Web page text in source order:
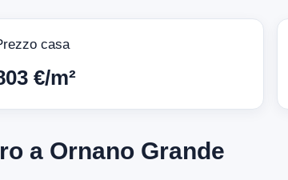
casa
€/m²
a Ornano Grande